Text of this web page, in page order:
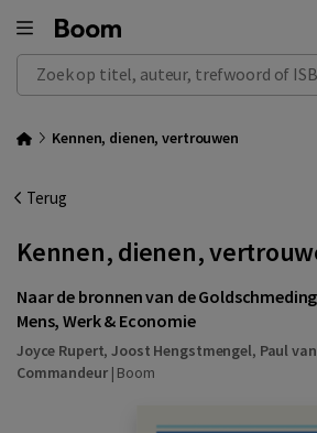
Zoek op titel, auteur, trefwoord of ISBN
Kennen, dienen, vertrouwen
Terug
Kennen, dienen,
Naar de bronnen van de
Mens, Werk & Economie
Joyce Rupert,Joost Hengstmengel, Paul
Commandeur| Boom